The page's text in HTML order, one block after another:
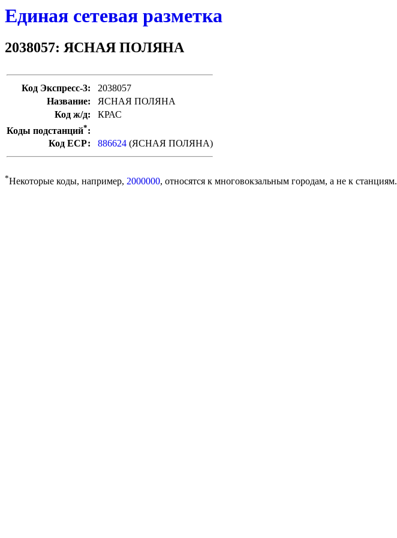
Единая сетевая разметка
2038057: ЯСНАЯ ПОЛЯНА
Код Экспресс-3:
2038057
Название:
ЯСНАЯ ПОЛЯНА
Код ж/д:
КРАС
Коды подстанций*:
Код ЕСР:
886624 (ЯСНАЯ ПОЛЯНА)
*Некоторые коды, например, 2000000, относятся к многовокзальным городам, а не к станциям.